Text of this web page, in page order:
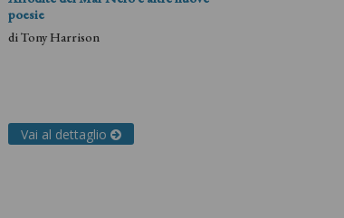
poesie
diTony Harrison
Vai al dettaglio